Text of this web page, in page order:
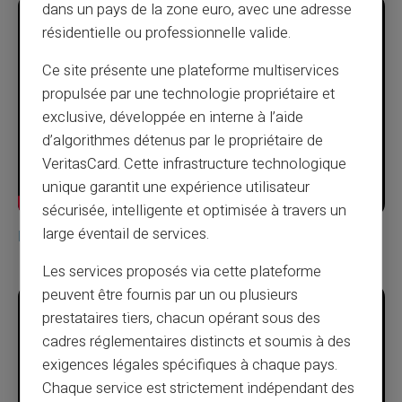
Робіть все це, без банківського рахунку
dans un pays de la zone euro, avec une adresse
résidentielle ou professionnelle valide.
Ce site présente une plateforme multiservices
propulsée par une technologie propriétaire et
exclusive, développée en interne à l’aide
d’algorithmes détenus par le propriétaire de
VeritasCard. Cette infrastructure technologique
unique garantit une expérience utilisateur
sécurisée, intelligente et optimisée à travers un
large éventail de services.
Les services proposés via cette plateforme
peuvent être fournis par un ou plusieurs
prestataires tiers, chacun opérant sous des
cadres réglementaires distincts et soumis à des
exigences légales spécifiques à chaque pays.
Chaque service est strictement indépendant des